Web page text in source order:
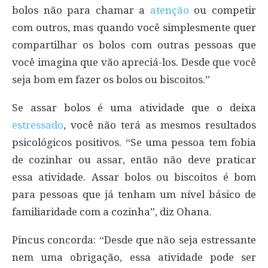
bolos não para chamar a atenção ou competir
com outros, mas quando você simplesmente quer
compartilhar os bolos com outras pessoas que
você imagina que vão apreciá-los. Desde que você
seja bom em fazer os bolos ou biscoitos.”
Se assar bolos é uma atividade que o deixa
estressado, você não terá as mesmos resultados
psicológicos positivos. “Se uma pessoa tem fobia
de cozinhar ou assar, então não deve praticar
essa atividade. Assar bolos ou biscoitos é bom
para pessoas que já tenham um nível básico de
familiaridade com a cozinha”, diz Ohana.
Pincus concorda: “Desde que não seja estressante
nem uma obrigação, essa atividade pode ser